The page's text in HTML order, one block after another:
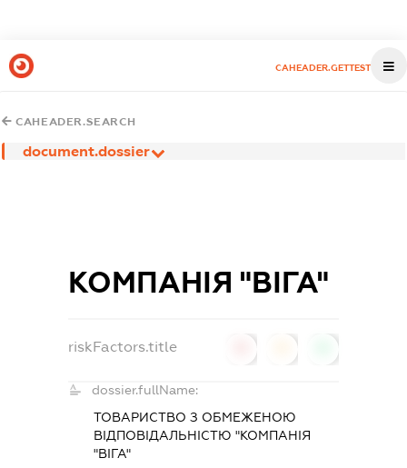
CAHEADER.GETTEST
CAHEADER.SEARCH
document.dossier
КОМПАНІЯ "ВІГА"
riskFactors.title
dossier.fullName:
ТОВАРИСТВО З ОБМЕЖЕНОЮ
ВІДПОВІДАЛЬНІСТЮ "КОМПАНІЯ
"ВІГА"